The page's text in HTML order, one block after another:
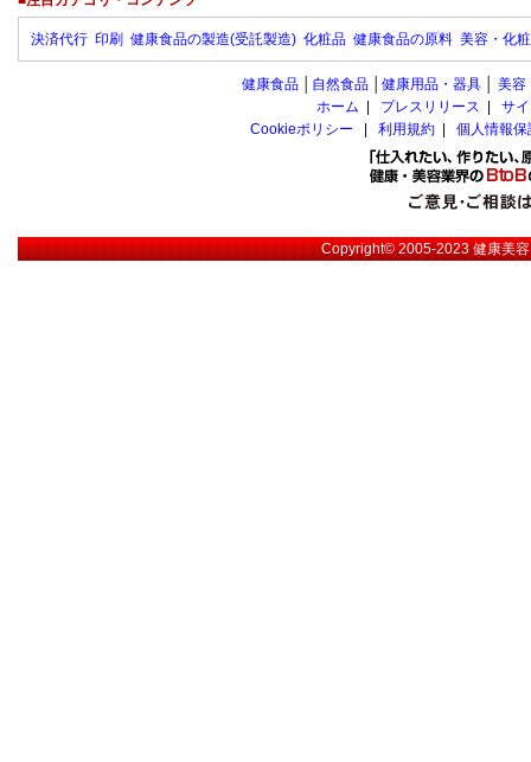
決済代行 印刷 健康食品の製造(受託製造) 化粧品 健康食品の原料 美容・化
健康食品 自然食品 健康用品・器具 美容
ホーム
プレスリリース
サ
Cookieポリシー
利用規約 個人情報
Copyright© 2005-2023健康美